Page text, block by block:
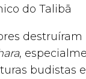
do Talibã
,
budistas e